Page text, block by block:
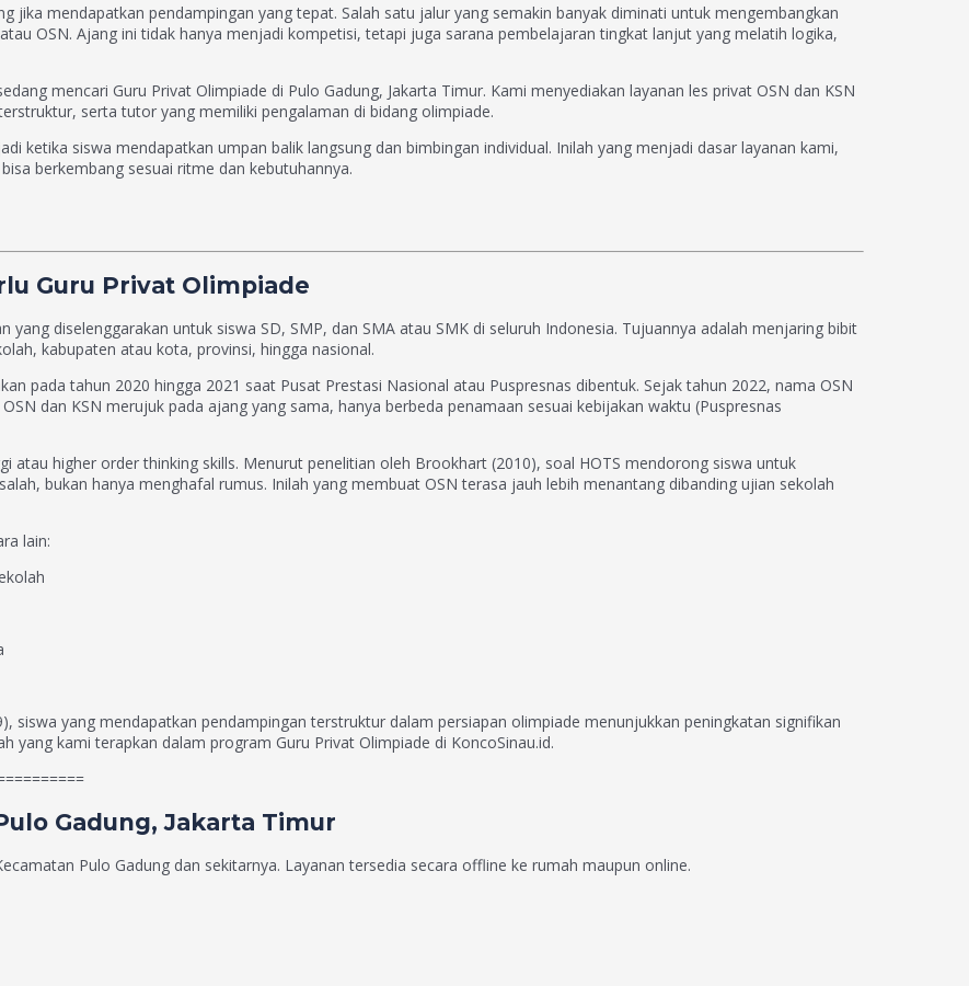
jika mendapatkan pendampingan yang tepat. Salah satu jalur yang semakin banyak diminati untuk mengembangkan
OSN. Ajang ini tidak hanya menjadi kompetisi, tetapi juga sarana pembelajaran tingkat lanjut yang melatih logika,
mencari Guru Privat Olimpiade di Pulo Gadung, Jakarta Timur. Kami menyediakan layanan les privat OSN dan KSN
serta tutor yang memiliki pengalaman di bidang olimpiade.
ketika siswa mendapatkan umpan balik langsung dan bimbingan individual. Inilah yang menjadi dasar layanan kami,
berkembang sesuai ritme dan kebutuhannya.
Guru Privat Olimpiade
diselenggarakan untuk siswa SD, SMP, dan SMA atau SMK di seluruh Indonesia. Tujuannya adalah menjaring bibit
kabupaten atau kota, provinsi, hingga nasional.
pada tahun 2020 hingga 2021 saat Pusat Prestasi Nasional atau Puspresnas dibentuk. Sejak tahun 2022, nama OSN
dan KSN merujuk pada ajang yang sama, hanya berbeda penamaan sesuai kebijakan waktu (Puspresnas
atau higher order thinking skills. Menurut penelitian oleh Brookhart (2010), soal HOTS mendorong siswa untuk
bukan hanya menghafal rumus. Inilah yang membuat OSN terasa jauh lebih menantang dibanding ujian sekolah
lain:
siswa yang mendapatkan pendampingan terstruktur dalam persiapan olimpiade menunjukkan peningkatan signifikan
yang kami terapkan dalam program Guru Privat Olimpiade di KoncoSinau.id.
Gadung, Jakarta Timur
Pulo Gadung dan sekitarnya. Layanan tersedia secara offline ke rumah maupun online.